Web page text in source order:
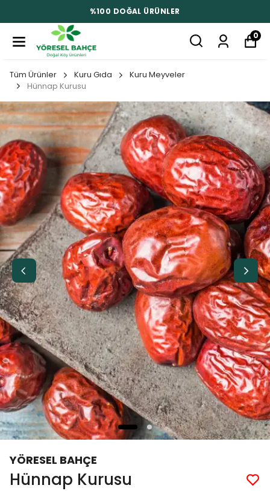
%100 DOĞAL ÜRÜNLER
0
Tüm Ürünler Kuru Gıda
Kuru Meyveler
Hünnap Kurusu
YÖRESEL BAHÇE
Hünnap Kurusu